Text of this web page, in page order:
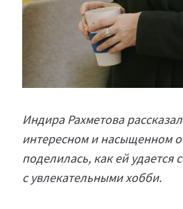
Индира Рахметова
интересном и насыщенном
поделилась, как ей удается
с увлекательными хобби.